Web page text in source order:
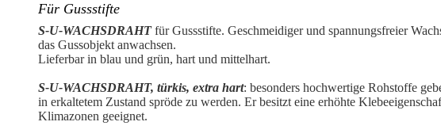
Für Gussstifte
S-U-WACHSDRAHTfür Gussstifte. Geschmeidiger und spannungsfreier
das Gussobjekt anwachsen.
Lieferbar in blau und grün, hart und mittelhart.
S-U-WACHSDRAHT, türkis, extra hart: besonders hochwertige Rohstoffe
in erkaltetem Zustand spröde zu werden. Er besitzt eine erhöhte
Klimazonen geeignet.